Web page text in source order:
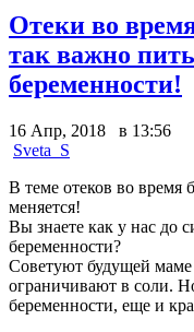
Отеки во
так важно
беременности!
16 Апр, 2018 в 13:56
Sveta_S
В теме отеков во время
меняется!
Вы знаете как у нас до
беременности?
Советуют будущей
ограничивают в соли.
беременности, еще и